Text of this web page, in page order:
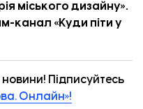
міського дизайну».
канал «Куди піти у
новини! Підписуйтесь
Онлайн»!